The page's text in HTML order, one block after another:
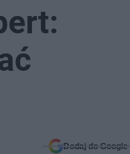
Dodaj do Google